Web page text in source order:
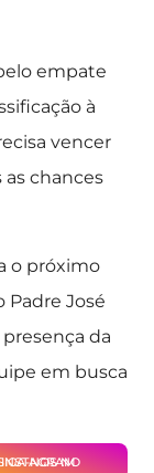
empate
à
vencer
chances
o próximo
Padre José
da
em busca
SIGA-NOS NO INSTAGRAM